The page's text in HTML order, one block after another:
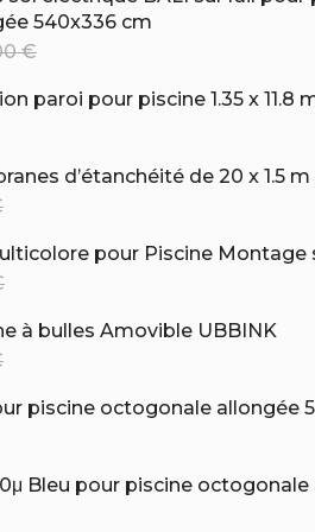
540x336 cm
€
paroi pour piscine 1.35 x 11.8
d’étanchéité de 20 x 1.5
pour Piscine Montage
à bulles Amovible UBBINK
piscine octogonale allongée
Bleu pour piscine